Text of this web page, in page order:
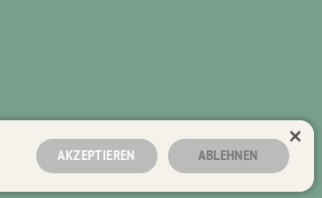
AKZEPTIEREN ABLEHNEN
×